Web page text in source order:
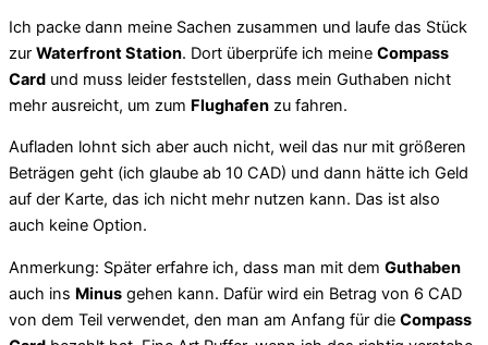
Ich packe dann meine Sachen zusammen und laufe das Stück
zur Waterfront Station. Dort überprüfe ich meine Compass
Card und muss leider feststellen, dass mein Guthaben nicht
mehr ausreicht, um zum Flughafen zu fahren.
Aufladen lohnt sich aber auch nicht, weil das nur mit größeren
Beträgen geht (ich glaube ab 10 CAD) und dann hätte ich Geld
auf der Karte, das ich nicht mehr nutzen kann. Das ist also
auch keine Option.
Anmerkung: Später erfahre ich, dass man mit dem Guthaben
auch ins Minus gehen kann. Dafür wird ein Betrag von 6 CAD
von dem Teil verwendet, den man am Anfang für die Compass